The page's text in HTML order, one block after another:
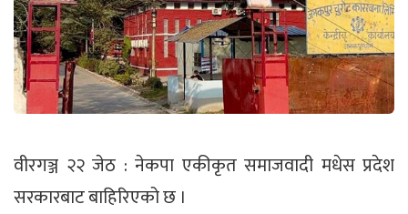
वीरगञ्ज २२ जेठ : नेकपा एकीकृत समाजवादी मधेस प्रदेश
सरकारबाट बाहिरिएको छ ।